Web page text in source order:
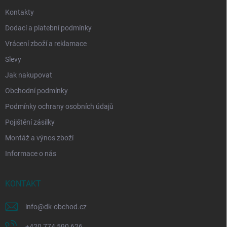
Kontakty
Dodací a platební podmínky
Vrácení zboží a reklamace
Slevy
Jak nakupovat
Obchodní podmínky
Podmínky ochrany osobních údajů
Pojištění zásilky
Montáž a výnos zboží
Informace o nás
KONTAKT
info@dk-obchod.cz